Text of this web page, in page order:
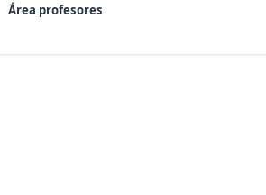
Área profesores